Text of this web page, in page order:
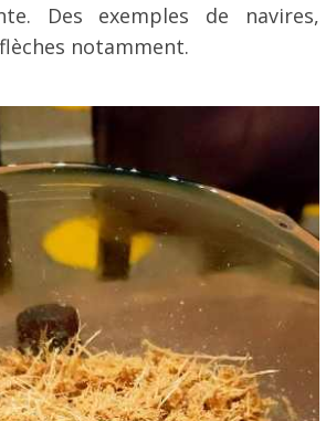
Des exemples de navires,
notamment.